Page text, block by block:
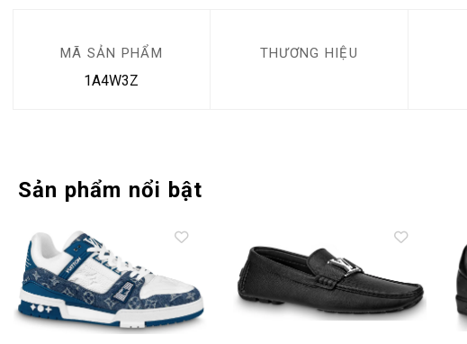
MÃ SẢN PHẨM
1A4W3Z
THƯƠNG HIỆU
Sản phẩm nổi bật
Add to
wishlist
Add to
wishlist